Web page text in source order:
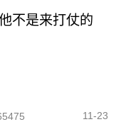
不是来打仗的
11-23